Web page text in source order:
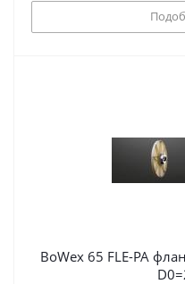
BoWex 65 FLE-PA